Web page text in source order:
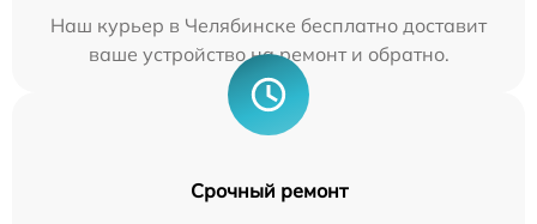
Наш курьер в Челябинске бесплатно доставит
ваше устройство на ремонт и обратно.
Срочный ремонт